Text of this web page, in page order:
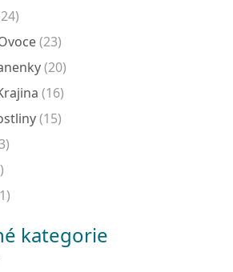
(23)
(20)
(16)
(15)
kategorie